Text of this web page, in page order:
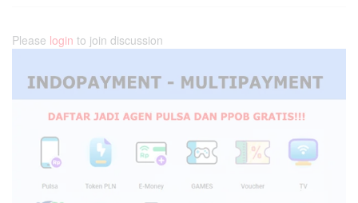
Please login to join discussion